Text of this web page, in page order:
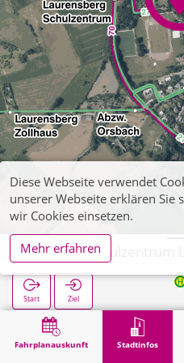
Fahrplanauskunft Stadtinfos
Start Ziel
Stadtinfos Aachen,
Diese Webseite verwendet
unserer Webseite erklären Sie
wir Cookies einsetzen.
Mehr erfahren